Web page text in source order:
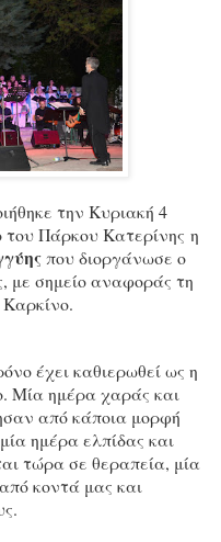
την Κυριακή 4
του Πάρκου Κατερίνης η
που διοργάνωσε ο
με σημείο αναφοράς τη
.
έχει καθιερωθεί ως η
Μία ημέρα χαράς και
από κάποια μορφή
ημέρα ελπίδας και
τώρα σε θεραπεία, μία
κοντά μας και